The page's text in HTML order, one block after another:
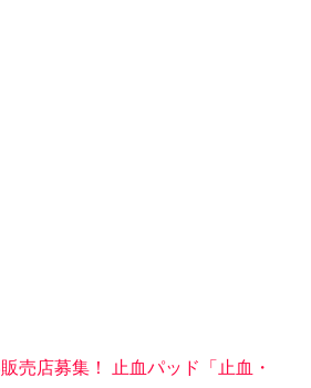
売店募集！ 止血パッド「止血・